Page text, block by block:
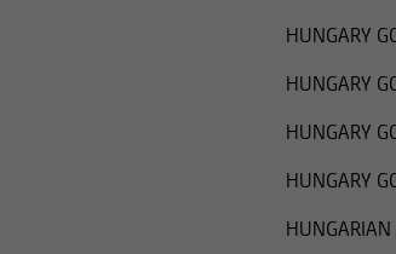
HUNGARY
HUNGARY
HUNGARY
HUNGARY